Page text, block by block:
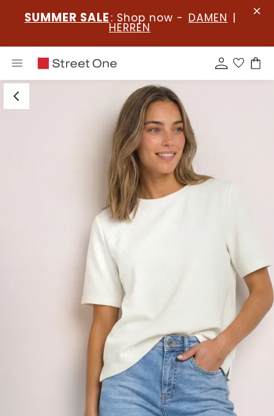
SUMMER SALE : Shop now - DAMEN |
HERREN